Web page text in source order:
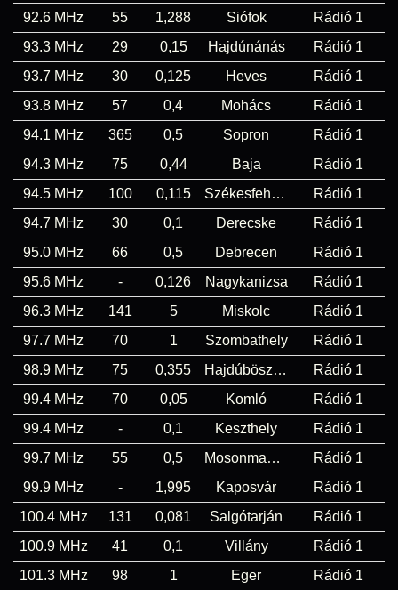
92.6 MHz
55 1,288 Siófok
Rádió 1
93.3 MHz
29 0,15 Hajdúnánás
Rádió 1
93.7 MHz
30 0,125 Heves
Rádió 1
93.8 MHz
57 0,4 Mohács
Rádió 1
94.1 MHz
365 0,5 Sopron
Rádió 1
94.3 MHz
75 0,44 Baja
Rádió 1
94.5 MHz
100 0,115 Székesfehérvár
Rádió 1
94.7 MHz
30 0,1 Derecske
Rádió 1
95.0 MHz
66 0,5 Debrecen
Rádió 1
95.6 MHz
- 0,126 Nagykanizsa
Rádió 1
96.3 MHz
141 5 Miskolc
Rádió 1
97.7 MHz
70 1 Szombathely
Rádió 1
98.9 MHz
75 0,355 Hajdúböszörmény
Rádió 1
99.4 MHz
70 0,05 Komló
Rádió 1
99.4 MHz
- 0,1 Keszthely
Rádió 1
99.7 MHz
55 0,5 Mosonmagyaróvár
Rádió 1
99.9 MHz
- 1,995 Kaposvár
Rádió 1
100.4 MHz
131 0,081 Salgótarján
Rádió 1
100.9 MHz
41 0,1 Villány
Rádió 1
101.3 MHz
98 1 Eger Rádió 1